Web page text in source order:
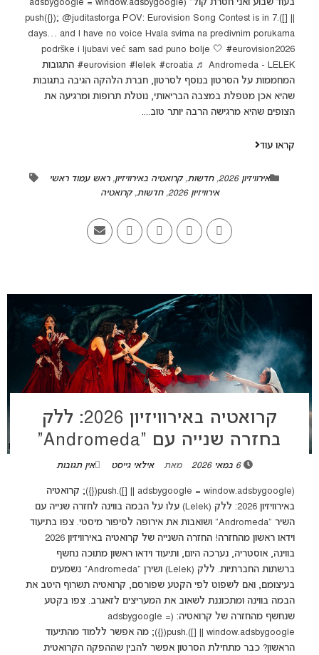
בעוד שבוע ואני חסרת קול" (adsbygoogle = window.adsbygoogle
|| []).push({}); @juditastorga POV: Eurovision Song Contest is in 7
days… and I have no voice Hvala svima na predivnim porukama
podrške i ljubavi već sam sad puno bolje 🤍 #eurovision2026
#eurovision #lelek #croatia ♬ Andromeda - LELEK התגובות
המחממות על הסרטון בנוסף לסרטון, חברת הלהקה הגיבה בתגובות
שהיא אכן מטפלת במצבה הבריאותי, נוטלת תרופות ומרגיעה את
הצופים שהיא מרגישה הרבה יותר טוב....
קראו עוד
אירוויזיון 2026 ,חדשות,קרואטיה באירוויזיון,ראש עמוד ראשי
אירוויזיון 2026
,חדשות,קרואטיה
קרואטיה באירוויזיון 2026: ללק
בחזרה שנייה עם “Andromeda”
6 במאי 2026 מאת אילאי גייסט אין תגובות
(adsbygoogle = window.adsbygoogle || []).push({}); קרואטיה
באירוויזיון 2026: ללק (Lelek) עלו על הבמה בווינה לחזרה שנייה עם
השיר "Andromeda" ושואבות את אירופה לסיפור מיסטי. צפו בתיעוד
וידאו ראשון מהחזרה! החזרה השנייה של קרואטיה באירוויזיון 2026
בווינה, אוסטריה, נערכה היום, ותיעוד וידאו ראשון מתוכה נחשף
ברשתות החברתיות. ללק (Lelek) ושירן "Andromeda" נשמעים
בעיצומם, ואם לשפוט לפי הקטע שפורסם, קרואטיה תשרוף היטב את
הבמה בווינה ומתכוננת לשאוב את המעריצים לזאגרב. צפו בקטע
שנחשף מהחזרה של קרואטיה: (adsbygoogle =
window.adsbygoogle || []).push({}); מה אפשר ללמוד מהתיעוד
הראשון? כבר מתחילת הסרטון אפשר להבין שההפקה הקרואטית